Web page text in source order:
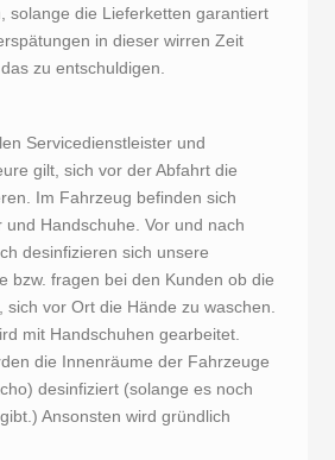
solange die Lieferketten garantiert
in dieser wirren Zeit
zu entschuldigen.
Servicedienstleister und
gilt, sich vor der Abfahrt die
Im Fahrzeug befinden sich
und Handschuhe. Vor und nach
desinfizieren sich unsere
bzw. fragen bei den Kunden ob die
sich vor Ort die Hände zu waschen.
mit Handschuhen gearbeitet.
die Innenräume der Fahrzeuge
desinfiziert (solange es noch
Ansonsten wird gründlich